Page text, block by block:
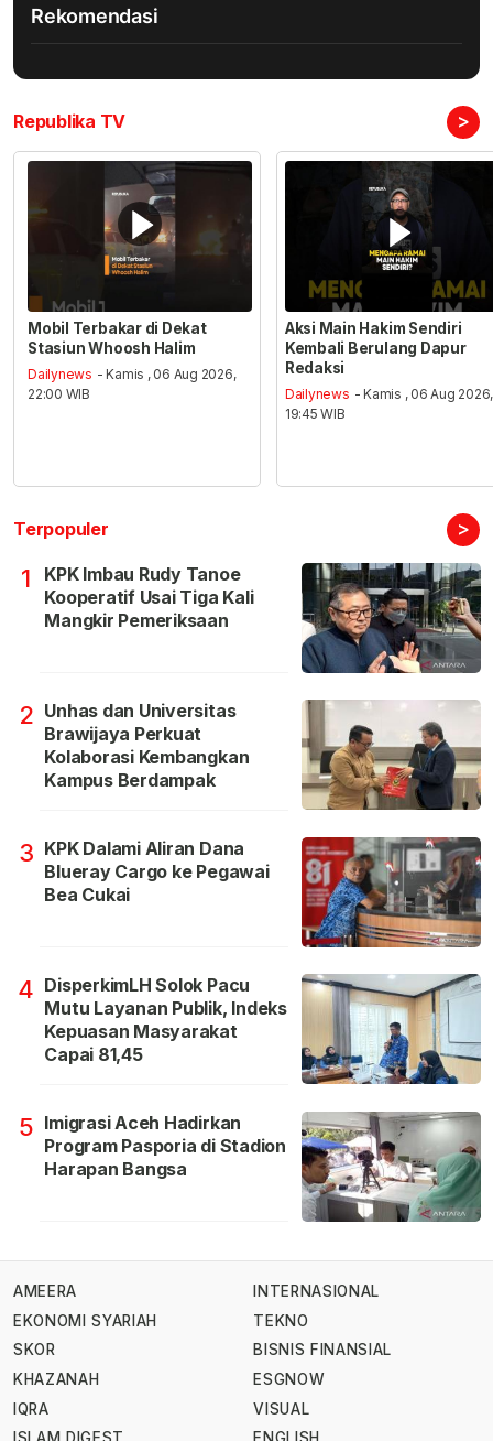
Rekomendasi
Republika TV >
Mobil Terbakar di Dekat
Stasiun Whoosh Halim
Dailynews - Kamis , 06 Aug 2026,
22:00 WIB
Aksi Main Hakim Sendiri
Kembali Berulang Dapur
Redaksi
Dailynews - Kamis , 06 Aug 2026,
19:45 WIB
Terpopuler >
1
KPK Imbau Rudy Tanoe
Kooperatif Usai Tiga Kali
Mangkir Pemeriksaan
2 Unhas dan Universitas
Brawijaya Perkuat
Kolaborasi Kembangkan
Kampus Berdampak
3 KPK Dalami Aliran Dana
Blueray Cargo ke Pegawai
Bea Cukai
4 DisperkimLH Solok Pacu
Mutu Layanan Publik, Indeks
Kepuasan Masyarakat
Capai 81,45
5 Imigrasi Aceh Hadirkan
Program Pasporia di Stadion
Harapan Bangsa
AMEERA
EKONOMI SYARIAH
SKOR
KHAZANAH
IQRA
INTERNASIONAL
TEKNO
BISNIS FINANSIAL
ESGNOW
VISUAL